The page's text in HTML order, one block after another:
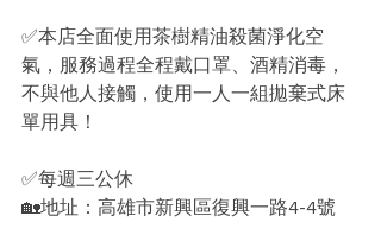
✅本店全面使用茶樹精油殺菌淨化空
氣，服務過程全程戴口罩、酒精消毒，
不與他人接觸，使用一人一組拋棄式床
單用具！﻿
✅每週三公休﻿
🏡地址：高雄市新興區復興一路4-4號﻿